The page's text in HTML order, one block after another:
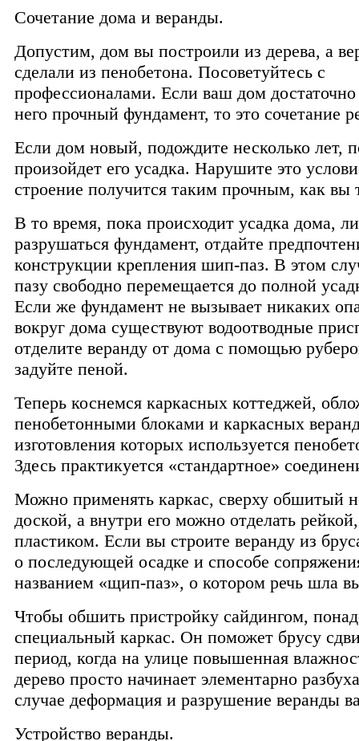
Сочетание дома и веранды.
Допустим, дом вы построили из дерева, а
сделали из пенобетона. Посоветуйтесь с
профессионалами. Если ваш дом
него прочный фундамент, то это сочетание
Если дом новый, подождите несколько лет,
произойдет его усадка. Нарушите это
строение получится таким прочным, как вы
В то время, пока происходит усадка дома,
разрушаться фундамент, отдайте
конструкции крепления шип-паз. В этом
пазу свободно перемещается до полной
Если же фундамент не вызывает никаких
вокруг дома существуют водоотводные
отделите веранду от дома с помощью
задуйте пеной.
Теперь коснемся каркасных коттеджей,
пенобетонными блоками и каркасных
изготовления которых используется
Здесь практикуется «стандартное»
Можно применять каркас, сверху обшитый
доской, а внутри его можно отделать
пластиком. Если вы строите веранду из
о последующей осадке и способе
названием «щип-паз», о котором речь шла
Чтобы обшить пристройку сайдингом,
специальный каркас. Он поможет брусу
период, когда на улице повышенная
дерево просто начинает элементарно
случае деформация и разрушение веранды
Устройство веранды.